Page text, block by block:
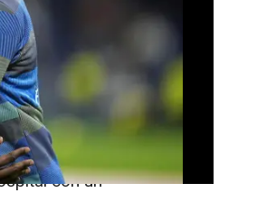
se quejó Valverde, que
futbolistas Federico
del entrenamiento
con un